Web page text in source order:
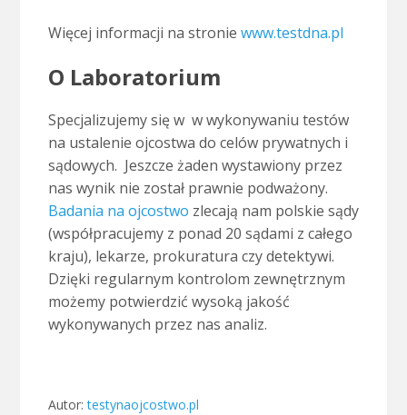
Więcej informacji na stronie www.testdna.pl
O Laboratorium
Specjalizujemy się w w wykonywaniu testów
na ustalenie ojcostwa do celów prywatnych i
sądowych. Jeszcze żaden wystawiony przez
nas wynik nie został prawnie podważony.
Badania na ojcostwo zlecają nam polskie sądy
(współpracujemy z ponad 20 sądami z całego
kraju), lekarze, prokuratura czy detektywi.
Dzięki regularnym kontrolom zewnętrznym
możemy potwierdzić wysoką jakość
wykonywanych przez nas analiz.
Autor:testynaojcostwo.pl